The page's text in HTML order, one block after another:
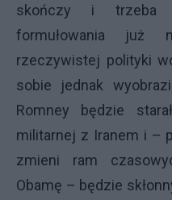
skończy i trzeba
formułowania już
rzeczywistej polityki
sobie jednak
Romney będzie
militarnej z Iranem i –
zmieni ram
Obamę – będzie